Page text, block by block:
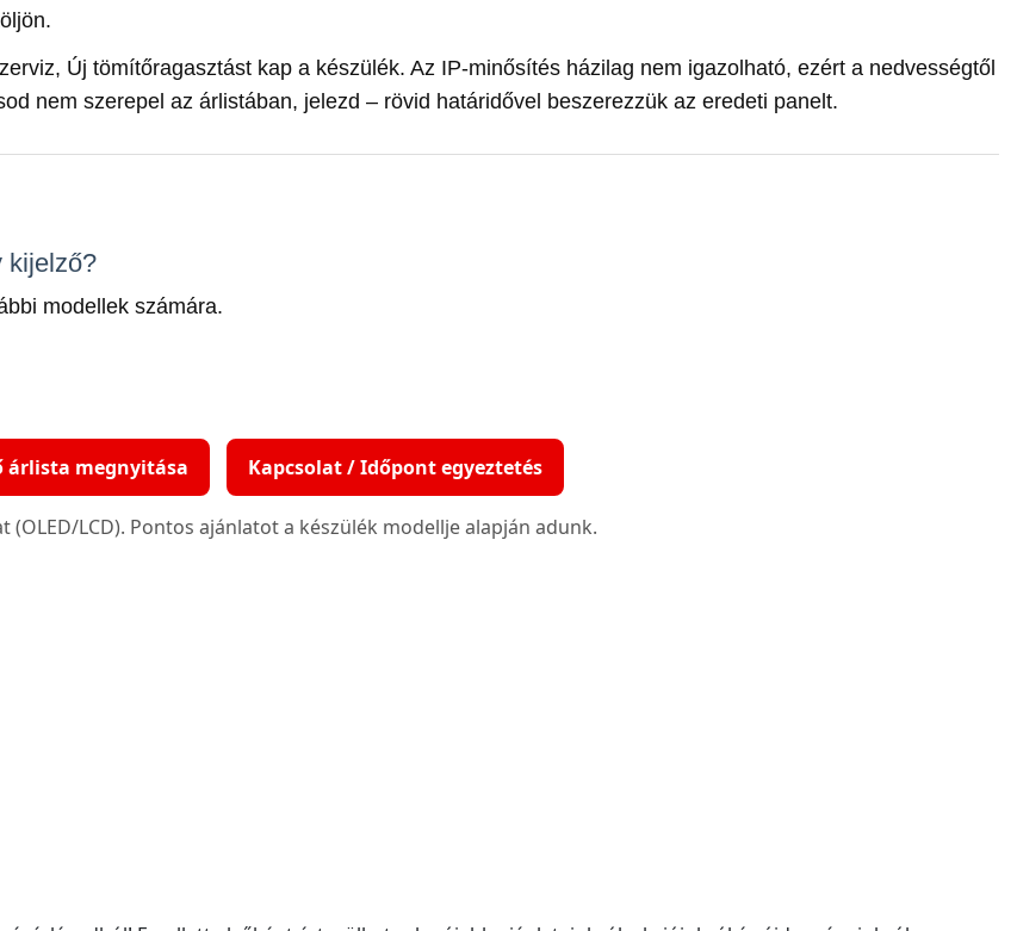
Új tömítőragasztást kap a készülék. Az IP-minősítés házilag nem igazolható, ezért a nedvességtől
nem szerepel az árlistában, jelezd – rövid határidővel beszerezzük az eredeti panelt.
kijelző?
modellek számára.
árlista megnyitása Kapcsolat / Időpont egyeztetés
LCD). Pontos ajánlatot a készülék modellje alapján adunk.